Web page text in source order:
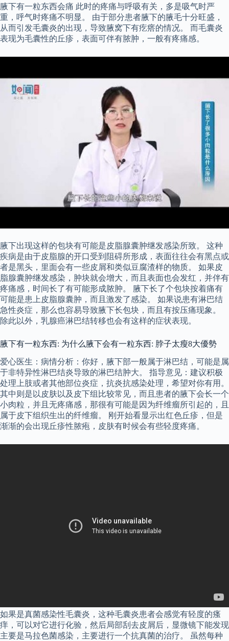
腋下有一粒东西会痛 此时的疼痛与呼吸有关，多是吸气时严
重，呼气时疼痛不明显。 由于部分患者腋下的腋毛十分旺盛，
从而引发毛囊炎的出现，导致腋窝下有疙瘩的情况。 而毛囊炎
表现为毛囊性的丘疹，表面可伴有脓肿，一般有疼痛感。
腋下出现这样的包块有可能是皮脂腺囊肿继发感染所致。 这种
疾病是由于皮脂腺的开口受到阻碍所形成，表面往往会有黑点或
者是黑头，里面会有一些皮屑和类似豆腐渣样的物质。 如果皮
脂腺囊肿继发感染，肿块就会增大，而且表面也会发红，并伴有
疼痛感，时间长了有可能形成脓肿。 腋下长了个包块按着痛有
可能是患上皮脂腺囊肿，而且激发了感染。 如果说患有淋巴结
急性炎症，那么也容易导致腋下长包块，而且有按压痛现象。
除此以外，乳腺癌淋巴结转移也会有这样的症状表现。
腋下有一粒东西: 为什么腋下会有一粒东西: 脖子太瘦8大優勢
爱心医生：病情分析：你好，腋下部一般属于淋巴结，可能是属
于非特异性淋巴结炎导致的淋巴结肿大。 指导意见：建议积极
处理上肢或者其他部位炎症，抗炎抗感染处理，希望对你有用。
其中则是以皮肤以及皮下组比较常见，而且患者的腋下会长一个
小肉粒，并且无疼痛感，那很有可能是因为纤维瘤所引起的，且
属于皮下组织生出的纤维瘤。 刚开始看显示出红色丘疹，但是
渐渐的会出现丘疹性脓疱，皮肤有时候会有些轻度疼痛。
如果是真菌感染性毛囊炎，这种毛囊炎患者会感觉有轻度的瘙
痒，可以对它进行化验，然后局部刮去皮屑后，显微镜下能发现
主要是马拉色菌感染，主要进行一个抗真菌的治疗。 虽然每种